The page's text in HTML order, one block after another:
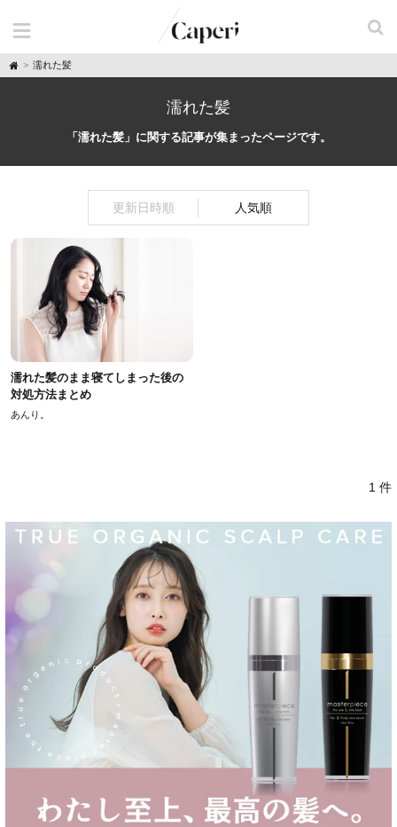
H
o
濡れた髪
濡れた髪
「濡れた髪」に関する記事が集まったページです。
更新日時順 人気順
濡れた髪のまま寝てしまった後の
対処方法まとめ
あんり。
1 件